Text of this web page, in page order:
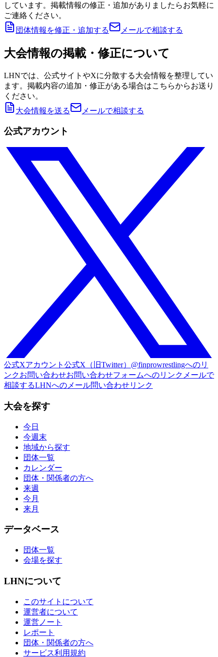
しています。掲載情報の修正・追加がありましたらお気軽に
ご連絡ください。
団体情報を修正・追加する
メールで相談する
大会情報の掲載・修正について
LHNでは、公式サイトやXに分散する大会情報を整理してい
ます。掲載内容の追加・修正がある場合はこちらからお送り
ください。
大会情報を送る
メールで相談する
公式アカウント
公式Xアカウント 公式X（旧Twitter）@finprowrestlingへのリ
ンクお問い合わせお問い合わせフォームへのリンク メールで
相談するLHNへのメール問い合わせリンク
大会を探す
今日
今週末
地域から探す
団体一覧
カレンダー
団体・関係者の方へ
来週
今月
来月
データベース
団体一覧
会場を探す
LHNについて
このサイトについて
運営者について
運営ノート
レポート
団体・関係者の方へ
サービス利用規約